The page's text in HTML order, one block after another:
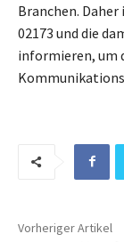
Branchen.
02173 und die
informieren, um
Vorheriger Artikel